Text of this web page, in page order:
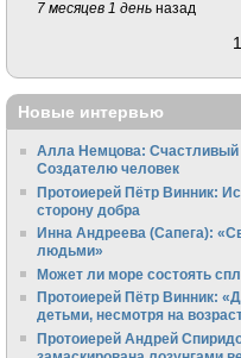
7 месяцев 1 день назад
Новые интервью
Алла Немцова: Счастливый
Создателю человек
Протоиерей Пётр Винник:
сторону добра
Инна Андреева (Сапега):
людьми»
Может ли море состоять
Протоиерей Пётр Винник:
детьми, несмотря на
Протоиерей Андрей